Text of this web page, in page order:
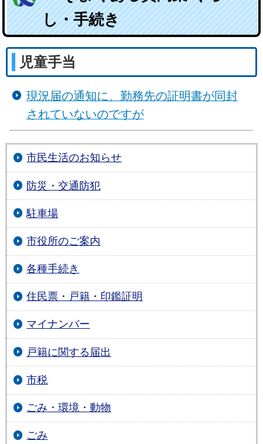
し・手続き
児童手当
現況届の通知に、勤務先の証明書が同封
されていないのですが
市民生活のお知らせ
防災・交通防犯
駐車場
市役所のご案内
各種手続き
住民票・戸籍・印鑑証明
マイナンバー
戸籍に関する届出
市税
ごみ・環境・動物
ごみ